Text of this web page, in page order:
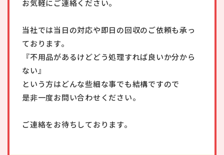
お気軽にご連絡ください。
当社では当日の対応や即日の回収のご依頼も承っ
ております。
『不用品があるけどどう処理すれば良いか分から
ない』
という方はどんな些細な事でも結構ですので
是非一度お問い合わせください。
ご連絡をお待ちしております。